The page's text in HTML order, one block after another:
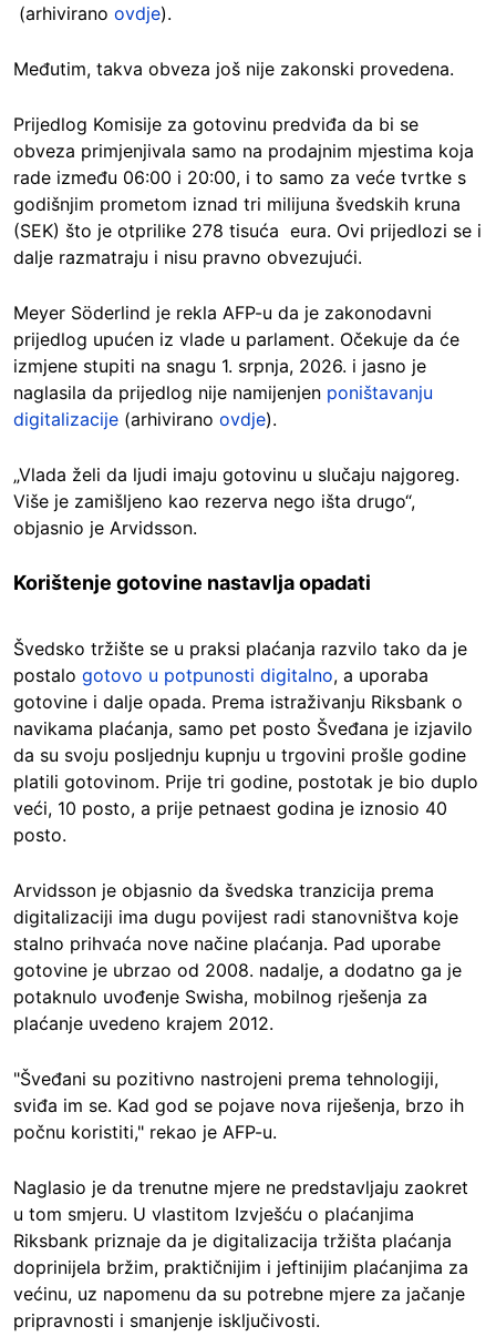
(arhivirano ovdje).
Međutim, takva obveza još nije zakonski provedena.
Prijedlog Komisije za gotovinu predviđa da bi se
obveza primjenjivala samo na prodajnim mjestima koja
rade između 06:00 i 20:00, i to samo za veće tvrtke s
godišnjim prometom iznad tri milijuna švedskih kruna
(SEK) što je otprilike 278 tisuća eura. Ovi prijedlozi se i
dalje razmatraju i nisu pravno obvezujući.
Meyer Söderlind je rekla AFP-u da je zakonodavni
prijedlog upućen iz vlade u parlament. Očekuje da će
izmjene stupiti na snagu 1. srpnja, 2026. i jasno je
naglasila da prijedlog nije namijenjen poništavanju
digitalizacije (arhivirano ovdje).
„Vlada želi da ljudi imaju gotovinu u slučaju najgoreg.
Više je zamišljeno kao rezerva nego išta drugo“,
objasnio je Arvidsson.
Korištenje gotovine nastavlja opadati
Švedsko tržište se u praksi plaćanja razvilo tako da je
postalo gotovo u potpunosti digitalno, a uporaba
gotovine i dalje opada. Prema istraživanju Riksbank o
navikama plaćanja, samo pet posto Šveđana je izjavilo
da su svoju posljednju kupnju u trgovini prošle godine
platili gotovinom. Prije tri godine, postotak je bio duplo
veći, 10 posto, a prije petnaest godina je iznosio 40
posto.
Arvidsson je objasnio da švedska tranzicija prema
digitalizaciji ima dugu povijest radi stanovništva koje
stalno prihvaća nove načine plaćanja. Pad uporabe
gotovine je ubrzao od 2008. nadalje, a dodatno ga je
potaknulo uvođenje Swisha, mobilnog rješenja za
plaćanje uvedeno krajem 2012.
"Šveđani su pozitivno nastrojeni prema tehnologiji,
sviđa im se. Kad god se pojave nova riješenja, brzo ih
počnu koristiti," rekao je AFP-u.
Naglasio je da trenutne mjere ne predstavljaju zaokret
u tom smjeru. U vlastitom Izvješću o plaćanjima
Riksbank priznaje da je digitalizacija tržišta plaćanja
doprinijela bržim, praktičnijim i jeftinijim plaćanjima za
većinu, uz napomenu da su potrebne mjere za jačanje
pripravnosti i smanjenje isključivosti.